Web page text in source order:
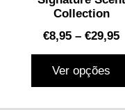
Collection
€8,95 – €29,95
Ver opções